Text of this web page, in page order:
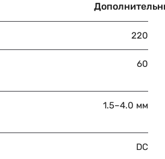
220
60
1.5–4.0 мм
DC